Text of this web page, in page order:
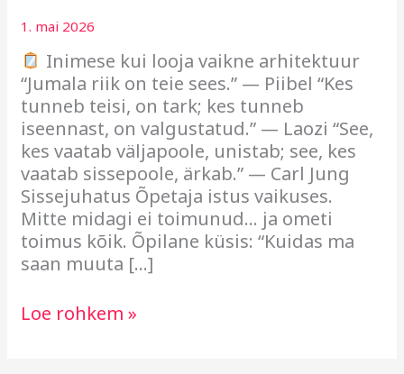
1. mai 2026
Inimese kui looja vaikne arhitektuur
“Jumala riik on teie sees.” — Piibel “Kes
tunneb teisi, on tark; kes tunneb
iseennast, on valgustatud.” — Laozi “See,
kes vaatab väljapoole, unistab; see, kes
vaatab sissepoole, ärkab.” — Carl Jung
Sissejuhatus Õpetaja istus vaikuses.
Mitte midagi ei toimunud… ja ometi
toimus kõik. Õpilane küsis: “Kuidas ma
saan muuta […]
Loe rohkem »